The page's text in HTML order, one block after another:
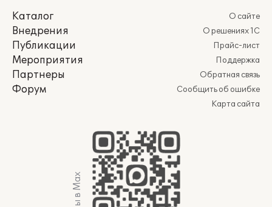
Каталог
Внедрения
Публикации
Мероприятия
Партнеры
Форум
О сайте
О решениях 1С
Прайс-лист
Поддержка
Обратная связь
Сообщить об ошибке
Карта сайта
Мы в Max